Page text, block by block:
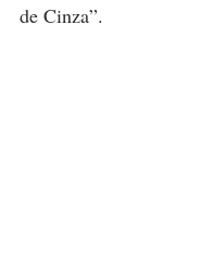
de Cinza”.